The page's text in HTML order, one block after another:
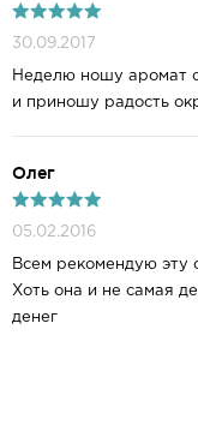
30.09.2017
Неделю ношу аромат
и приношу радость
Олег
05.02.2016
Всем рекомендую
Хоть она и не самая
денег